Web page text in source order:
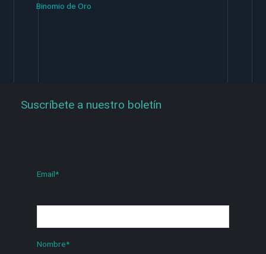
Binomio de Oro
Suscríbete a nuestro boletín
Email*
Nombre*